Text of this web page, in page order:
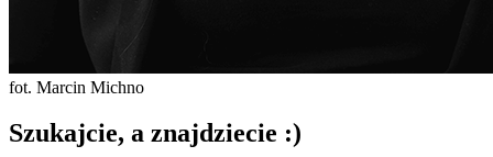
fot. Marcin Michno
Szukajcie, a znajdziecie :)